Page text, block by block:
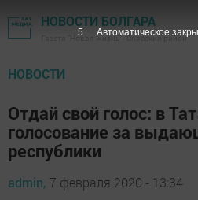
НОВОСТИ БОЛГАРА
Газета "Новая жизнь" - Спасский район
НОВОСТИ
Отдай свой голос: в
голосование за
республики
admin, 7 февраля 2020 - 13:34
4 Автоматическое